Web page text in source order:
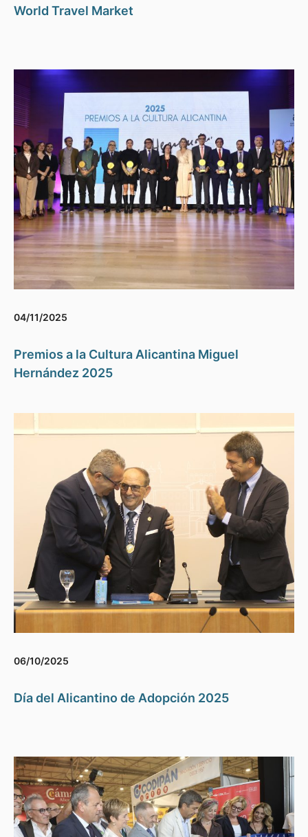
World Travel Market
04/11/2025
Premios a la Cultura Alicantina Miguel
Hernández 2025
06/10/2025
Día del Alicantino de Adopción 2025